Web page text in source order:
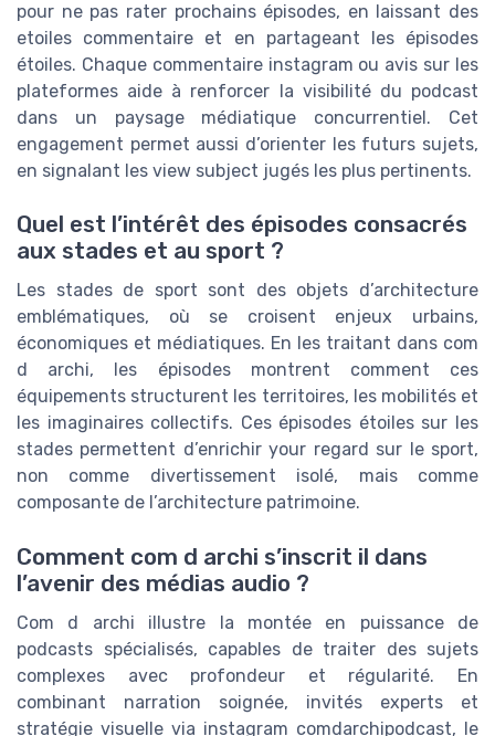
pour ne pas rater prochains épisodes, en laissant des
etoiles commentaire et en partageant les épisodes
étoiles. Chaque commentaire instagram ou avis sur les
plateformes aide à renforcer la visibilité du podcast
dans un paysage médiatique concurrentiel. Cet
engagement permet aussi d’orienter les futurs sujets,
en signalant les view subject jugés les plus pertinents.
Quel est l’intérêt des épisodes consacrés
aux stades et au sport ?
Les stades de sport sont des objets d’architecture
emblématiques, où se croisent enjeux urbains,
économiques et médiatiques. En les traitant dans com
d archi, les épisodes montrent comment ces
équipements structurent les territoires, les mobilités et
les imaginaires collectifs. Ces épisodes étoiles sur les
stades permettent d’enrichir your regard sur le sport,
non comme divertissement isolé, mais comme
composante de l’architecture patrimoine.
Comment com d archi s’inscrit il dans
l’avenir des médias audio ?
Com d archi illustre la montée en puissance de
podcasts spécialisés, capables de traiter des sujets
complexes avec profondeur et régularité. En
combinant narration soignée, invités experts et
stratégie visuelle via instagram comdarchipodcast, le